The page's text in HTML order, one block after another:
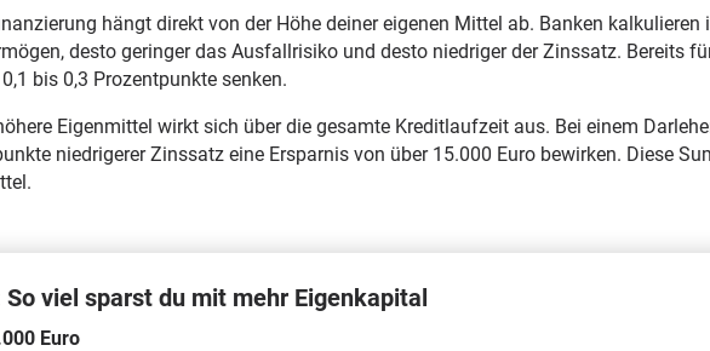
hängt direkt von der Höhe deiner eigenen Mittel ab. Banken
desto geringer das Ausfallrisiko und desto niedriger der Zinssatz. Bereits
bis 0,3 Prozentpunkte senken.
Eigenmittel wirkt sich über die gesamte Kreditlaufzeit aus. Bei einem
niedrigerer Zinssatz eine Ersparnis von über 15.000 Euro bewirken. Diese
viel sparst du mit mehr Eigenkapital
Euro